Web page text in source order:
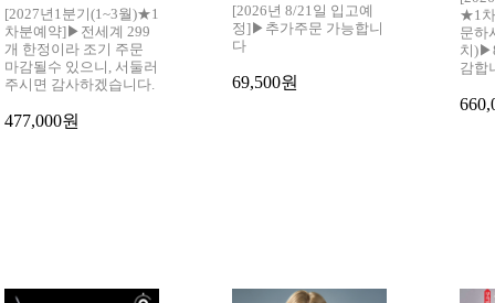
[2027년1분기(1~3월)★1
차분예약]▶전세계 299
개 한정이라 조기 주문
마감될수 있으니, 서둘러
주시면 감사하겠습니다.
477,000원
[2026년 8/21일 입고예
정]▶추가주문 가능합니
다
69,500원
★1
문하
치
감합